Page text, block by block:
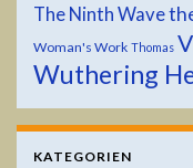
The Ninth Wave
Woman's Work Thomas
Wuthering
KATEGORIEN